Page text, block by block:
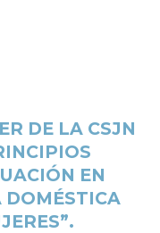
DE LA CSJN
EN
DOMÉSTICA